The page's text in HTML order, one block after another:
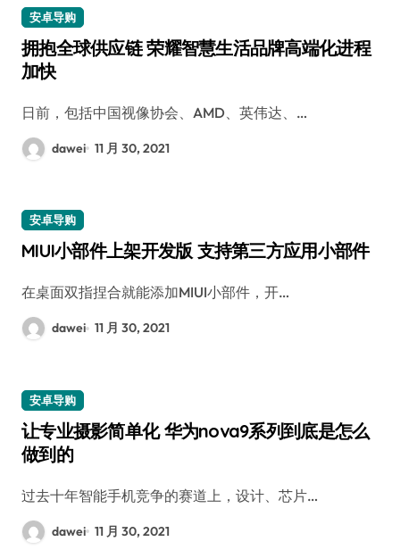
安卓导购
拥抱全球供应链 荣耀智慧生活品牌高端化进程
加快
日前，包括中国视像协会、AMD、英伟达、…
dawei 11 月 30, 2021
安卓导购
MIUI小部件上架开发版 支持第三方应用小部件
在桌面双指捏合就能添加MIUI小部件，开…
dawei 11 月 30, 2021
安卓导购
让专业摄影简单化 华为nova9系列到底是怎么
做到的
过去十年智能手机竞争的赛道上，设计、芯片…
dawei 11 月 30, 2021